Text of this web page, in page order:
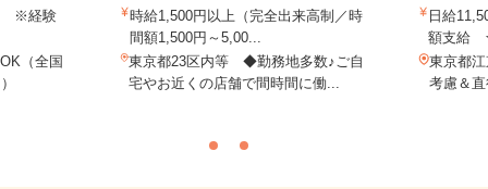
※経験
（全国
時給1,500円以上（完全出来高制／時
間額1,500円～5,00...
東京都23区内等 ◆勤務地多数♪ご自
宅やお近くの店舗で間時間に働...
日給
額支給
東京都
考慮＆